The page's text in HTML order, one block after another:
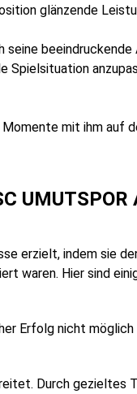
glänzende
seine
Spielsituation
mit ihm auf
UMUTSPOR
erzielt, indem sie
waren. Hier sind
Erfolg nicht möglich
Durch gezieltes